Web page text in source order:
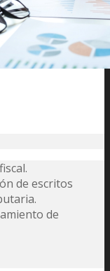
de escritos
de